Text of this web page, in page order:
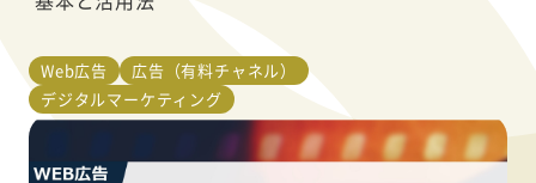
Web広告
広告（有料チャネル）
デジタルマーケティング